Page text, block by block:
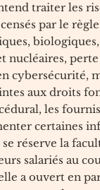
traiter les
par le
biologiques,
nucléaires,
cybersécurité,
aux droits
les
certaines
réserve la
salariés au
a ouvert en